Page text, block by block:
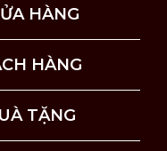
HÀNG
HÀNG
TẶNG